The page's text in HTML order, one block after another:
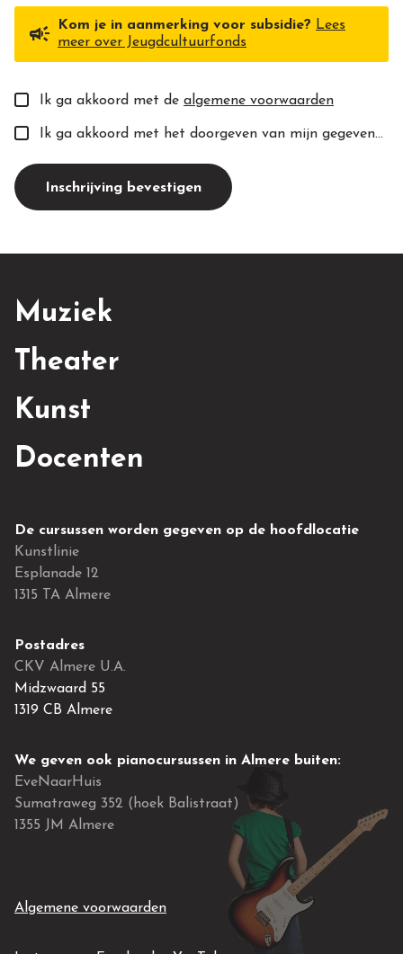
campaign Kom je in aanmerking voor subsidie? Lees
meer over Jeugdcultuurfonds
Ik ga akkoord met de algemene voorwaarden
Ik ga akkoord met het doorgeven van mijn gegevens aan de toekomstige docent(e).
Inschrijving bevestigen
Muziek
Theater
Kunst
Docenten
De cursussen worden gegeven op de hoofdlocatie
Kunstlinie
Esplanade 12
1315 TA Almere
Postadres
CKV Almere U.A.
Midzwaard 55
1319 CB Almere
We geven ook pianocursussen in Almere buiten:
EveNaarHuis
Sumatraweg 352 (hoek Balistraat)
1355 JM Almere
Algemene voorwaarden